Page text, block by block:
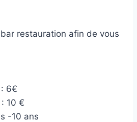
restauration afin de vous
6€
10 €
-10 ans